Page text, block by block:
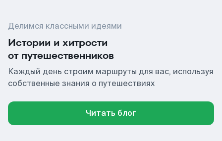
Делимся классными идеями
Истории и хитрости
от путешественников
Каждый день строим маршруты для вас, используя
собственные знания о путешествиях
Читать блог